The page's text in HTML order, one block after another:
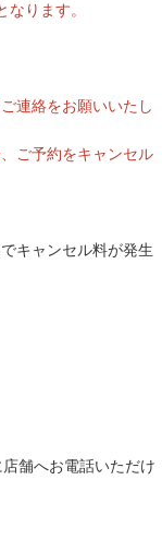
ります。
連絡をお願いいたし
ご予約をキャンセル
キャンセル料が発生
舗へお電話いただけ